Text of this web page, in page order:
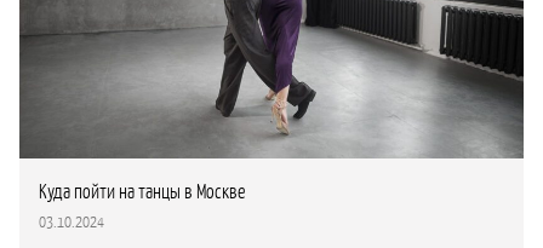
Куда пойти на танцы в Москве
03.10.2024